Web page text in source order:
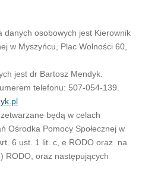
danych osobowych jest Kierownik
w Myszyńcu, Plac Wolności 60,
jest dr Bartosz Mendyk.
telefonu: 507-054-139.
będą w celach
Ośrodka Pomocy Społecznej w
6 ust. 1 lit. c, e RODO oraz na
RODO, oraz następujących